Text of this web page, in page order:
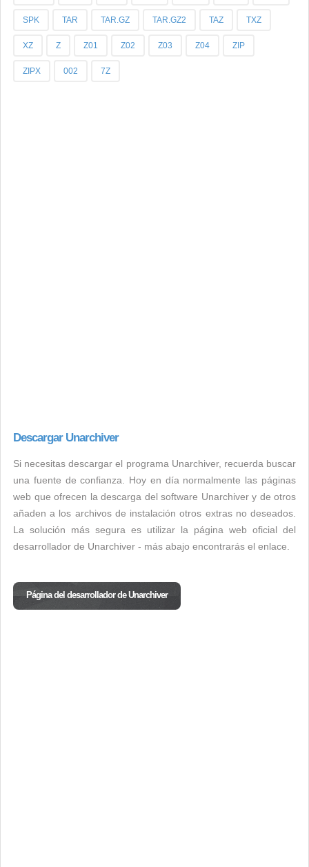
SPK TAR TAR.GZ TAR.GZ2 TAZ TXZ
XZ Z Z01 Z02 Z03 Z04 ZIP
ZIPX 002 7Z
Descargar Unarchiver
Si necesitas descargar el programa Unarchiver, recuerda buscar
una fuente de confianza. Hoy en día normalmente las páginas
web que ofrecen la descarga del software Unarchiver y de otros
añaden a los archivos de instalación otros extras no deseados.
La solución más segura es utilizar la página web oficial del
desarrollador de Unarchiver - más abajo encontrarás el enlace.
Página del desarrollador de Unarchiver